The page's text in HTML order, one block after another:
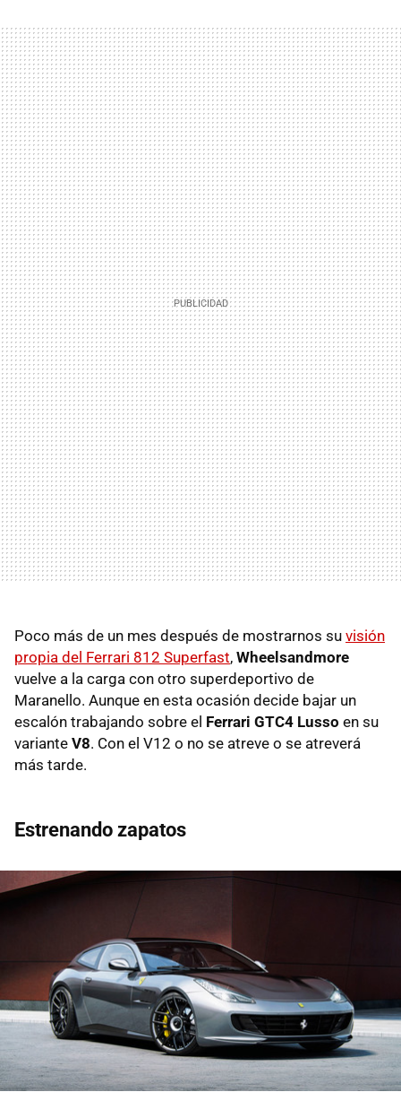
Poco más de un mes después de mostrarnos su visión
propia del Ferrari 812 Superfast, Wheelsandmore
vuelve a la carga con otro superdeportivo de
Maranello. Aunque en esta ocasión decide bajar un
escalón trabajando sobre el Ferrari GTC4 Lusso en su
variante V8. Con el V12 o no se atreve o se atreverá
más tarde.
Estrenando zapatos